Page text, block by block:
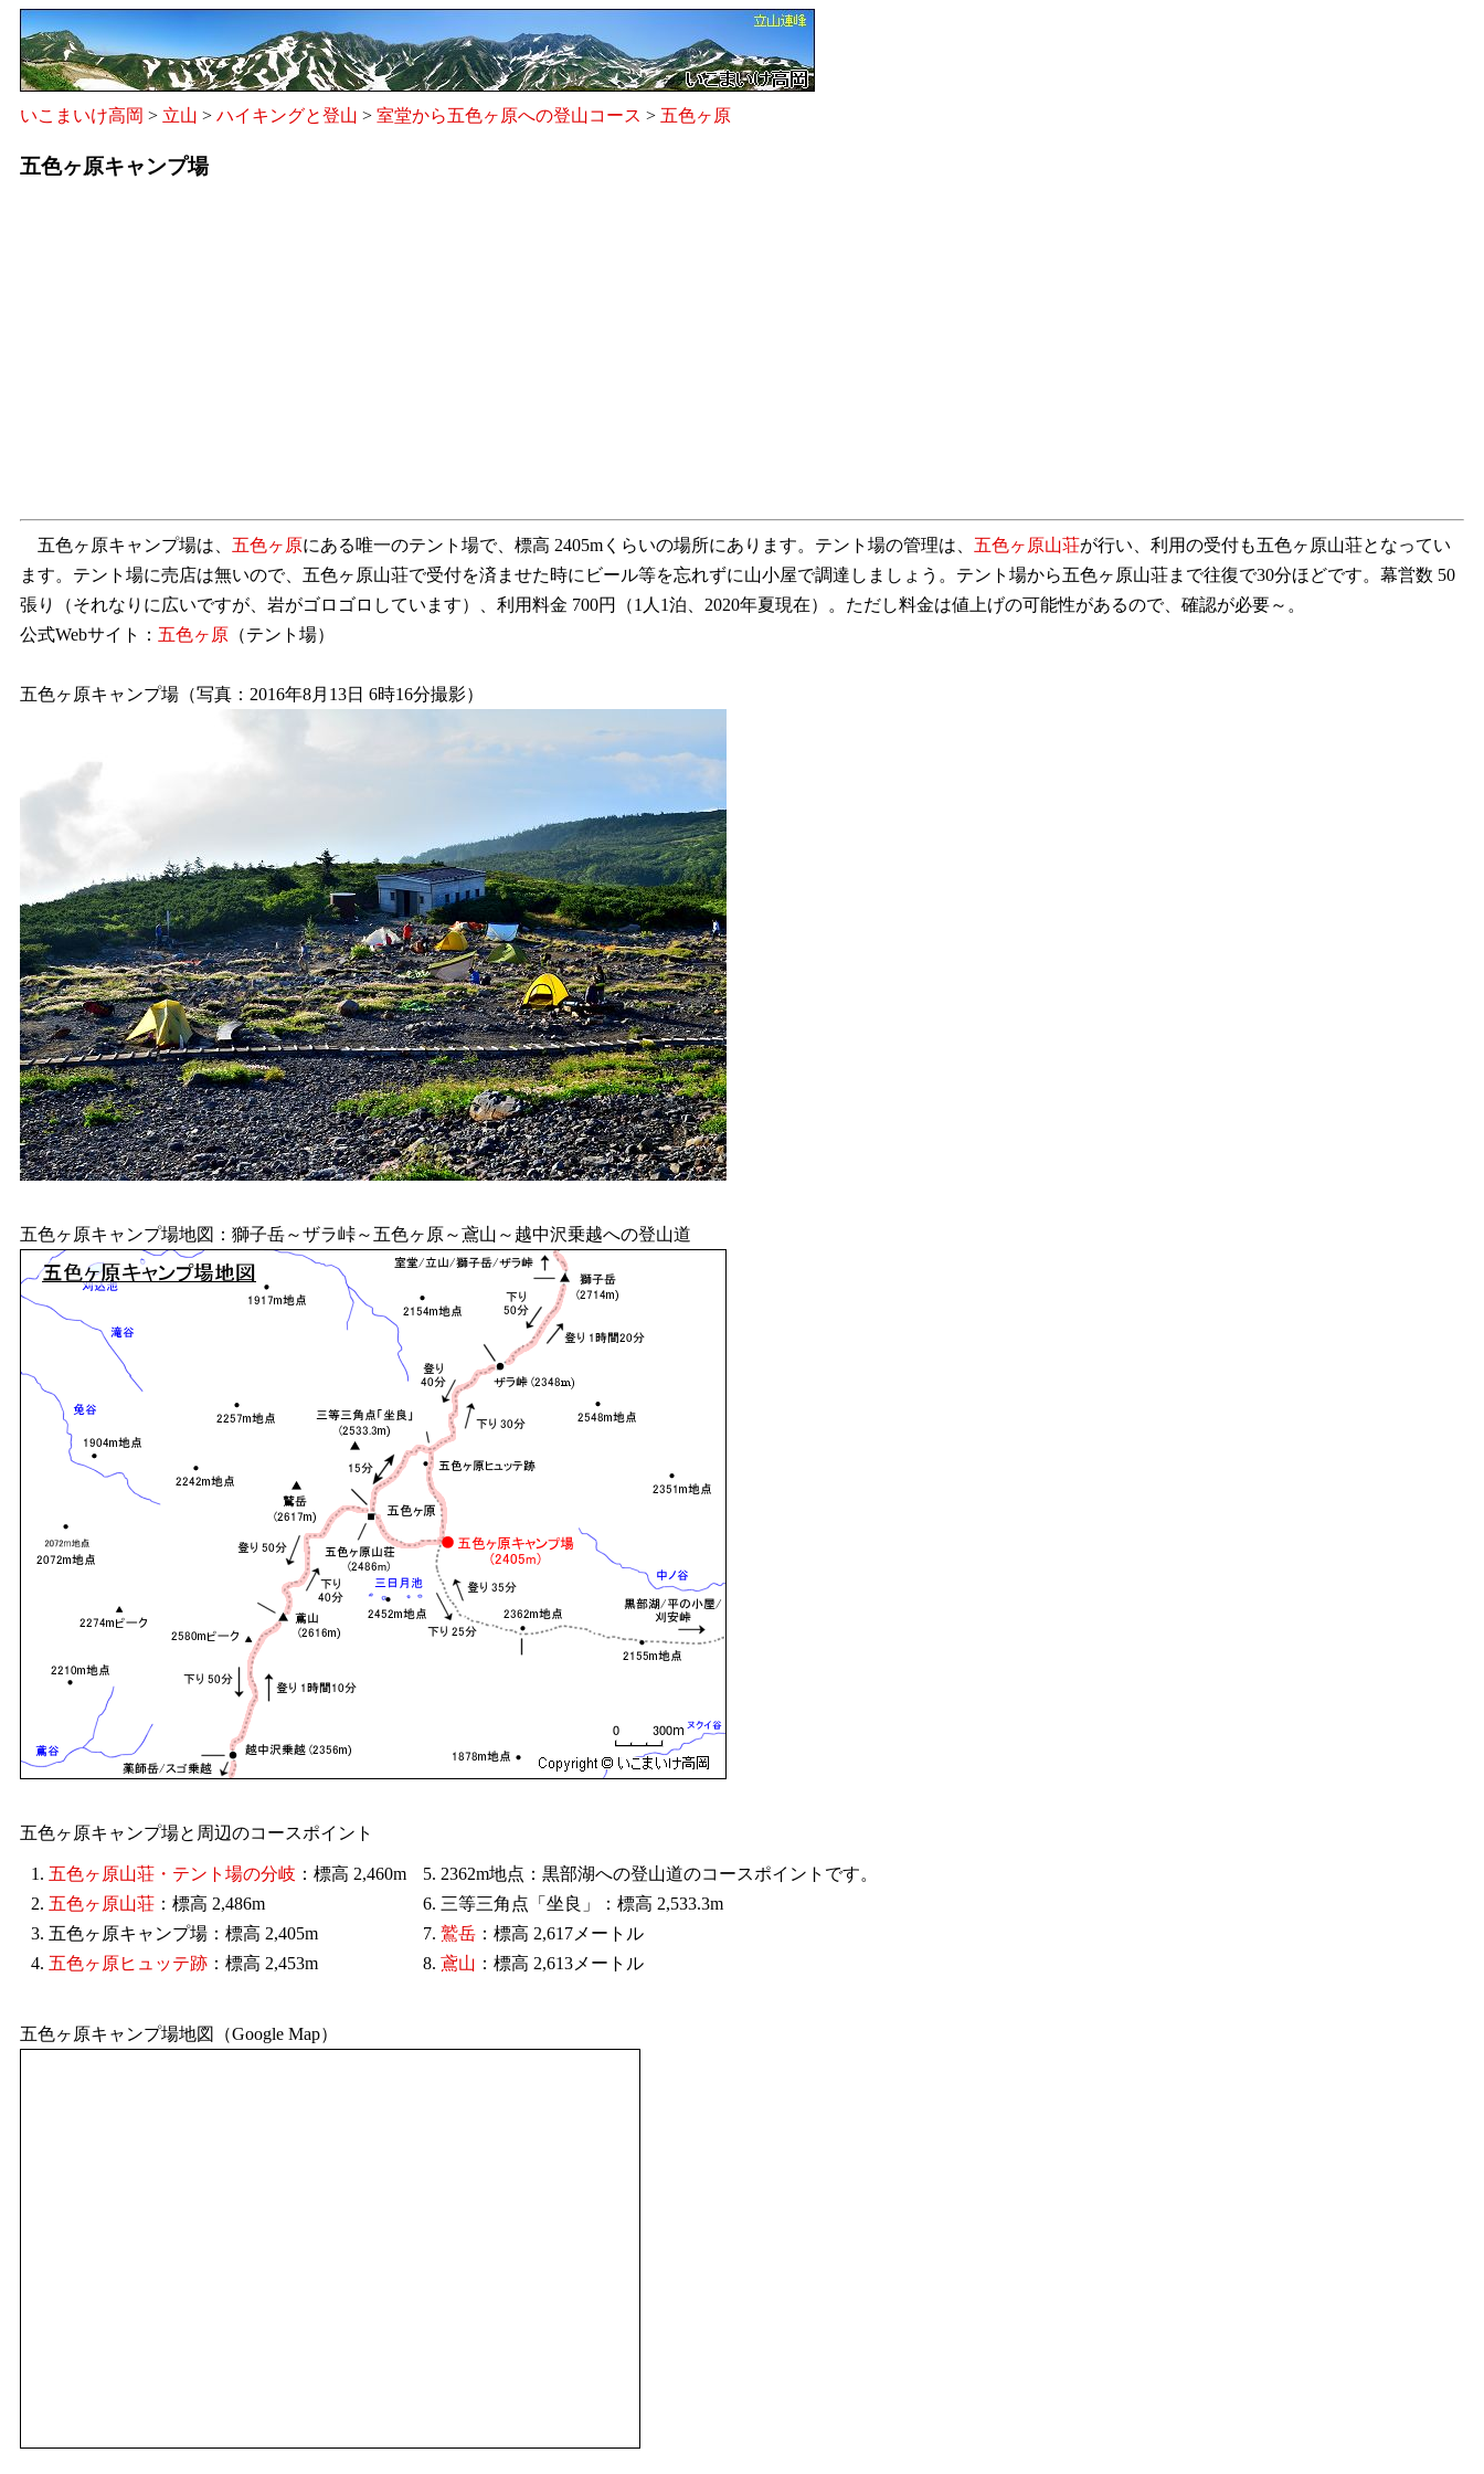
いこまいけ高岡 > 立山 > ハイキングと登山 > 室堂から五色ヶ原への登山コース > 五色ヶ原
五色ヶ原キャンプ場
五色ヶ原キャンプ場は、 五色ヶ原にある唯一のテント場で、標高 2405mくらいの場所にあります。テント場の管理は、 五色ヶ原山荘が行い、利用の受付も五色ヶ原山荘となってい
ます。テント場に売店は無いので、五色ヶ原山荘で受付を済ませた時にビール等を忘れずに山小屋で調達しましょう。テント場から五色ヶ原山荘まで往復で30分ほどです。幕営数 50
張り（それなりに広いですが、岩がゴロゴロしています）、利用料金 700円（1人1泊、2020年夏現在）。ただし料金は値上げの可能性があるので、確認が必要～。
公式Webサイト： 五色ヶ原 （テント場）
五色ヶ原キャンプ場（写真：2016年8月13日 6時16分撮影）
五色ヶ原キャンプ場地図：獅子岳～ザラ峠～五色ヶ原～鳶山～越中沢乗越への登山道
五色ヶ原キャンプ場と周辺のコースポイント
1. 五色ヶ原山荘・テント場の分岐 ：標高 2,460m
2. 五色ヶ原山荘 ：標高 2,486m
3. 五色ヶ原キャンプ場：標高 2,405m
4. 五色ヶ原ヒュッテ跡 ：標高 2,453m
5. 2362m地点：黒部湖への登山道のコースポイントです。
6. 三等三角点「坐良」：標高 2,533.3m
7. 鷲岳 ：標高 2,617メートル
8. 鳶山 ：標高 2,613メートル
五色ヶ原キャンプ場地図（Google Map）